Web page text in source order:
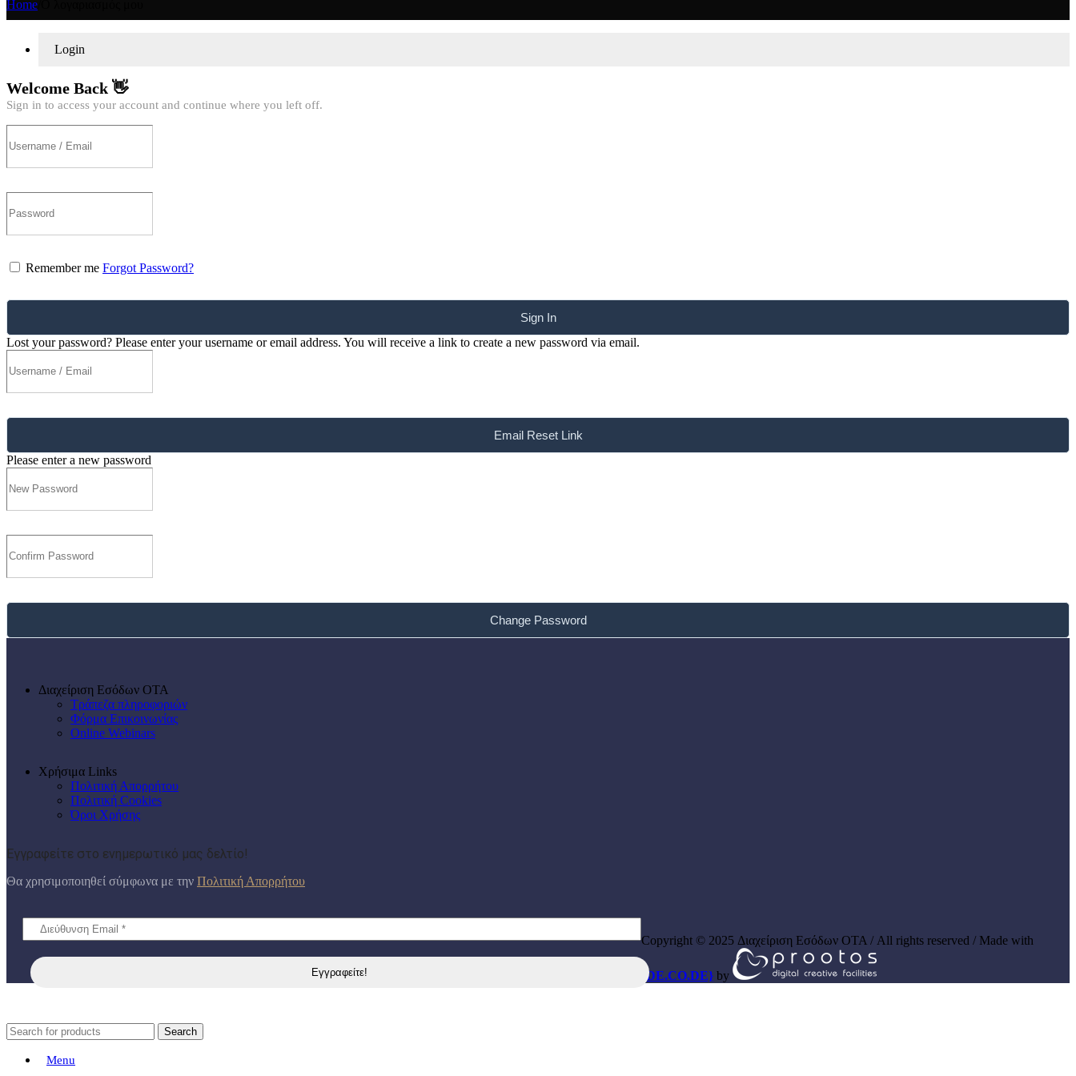
Home
Login
Welcome Back 👋
Sign in to access your account and continue where you left off.
Remember me Forgot Password?
Sign In
Lost your password? Please enter your username or email address. You will receive a link to create a new password via email.
Email Reset Link
Please enter a new password
Change Password
Διαχείριση Εσόδων ΟΤΑ
Τράπεζα πληροφοριών
Φόρμα Επικοινωνίας
Online Webinars
Χρήσιμα Links
Πολιτική Απορρήτου
Πολιτική Cookies
Όροι Χρήσης
Εγγραφείτε στο ενημερωτικό μας δελτίο!
Θα χρησιμοποιηθεί σύμφωνα με την Πολιτική Απορρήτου
Copyright © 2025 Διαχείριση Εσόδων ΟΤΑ / All rights reserved / Made with
{DE.CO.DE}by
Search
Menu